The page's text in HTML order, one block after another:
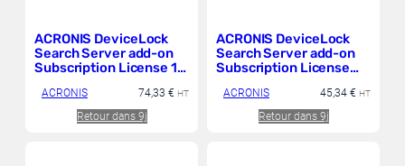
ACRONIS DeviceLock
Search Server add-on
Subscription License 1
Renewal GESD
ACRONIS 74,33 € HT
Retour dans 9j
ACRONIS DeviceLock
Search Server add-on
Subscription License
Renewal GESD
ACRONIS 45,34 € HT
Retour dans 9j